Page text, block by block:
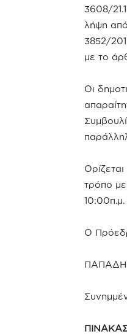
3608/
λήψη
3852/
με το
Οι
τρόπο
10:00π.μ.
Ο